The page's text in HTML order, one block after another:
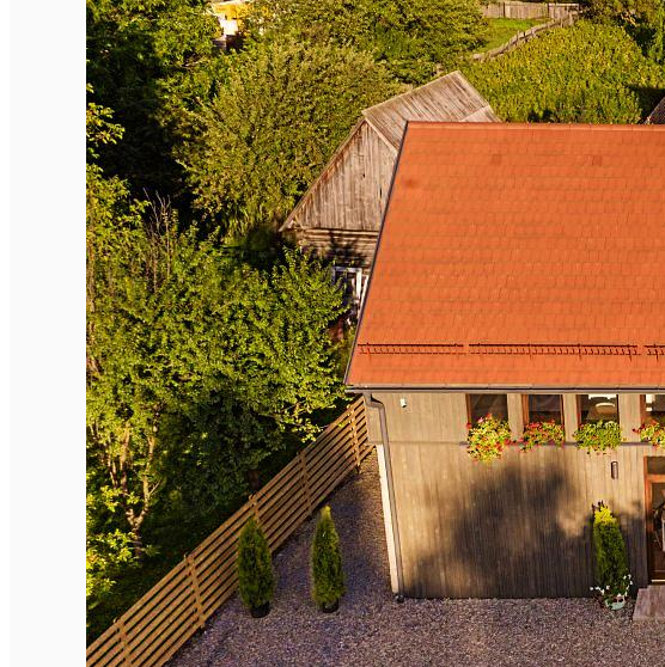
English
Închirieri de biciclete